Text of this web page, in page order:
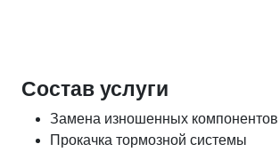
Состав услуги
Замена изношенных компонентов
Прокачка тормозной системы